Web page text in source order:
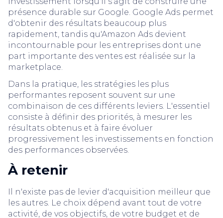
présence durable sur Google. Google Ads permet
d'obtenir des résultats beaucoup plus
rapidement, tandis qu'Amazon Ads devient
incontournable pour les entreprises dont une
part importante des ventes est réalisée sur la
marketplace.
Dans la pratique, les stratégies les plus
performantes reposent souvent sur une
combinaison de ces différents leviers. L'essentiel
consiste à définir des priorités, à mesurer les
résultats obtenus et à faire évoluer
progressivement les investissements en fonction
des performances observées.
À retenir
Il n'existe pas de levier d'acquisition meilleur que
les autres. Le choix dépend avant tout de votre
activité, de vos objectifs, de votre budget et de